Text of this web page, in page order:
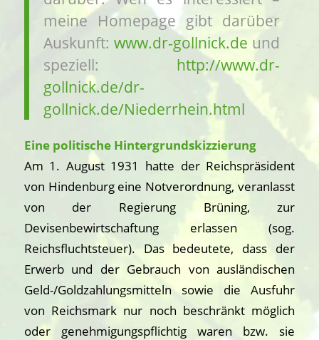
meine Homepage gibt darüber
Auskunft: www.dr-gollnick.de und
speziell: http://www.dr-
gollnick.de/dr-
gollnick.de/Niederrhein.html
Eine politische Hintergrundskizzierung
Am 1. August 1931 hatte der Reichspräsident
von Hindenburg eine Notverordnung, veranlasst
von der Regierung Brüning, zur
Devisenbewirtschaftung erlassen (sog.
Reichsfluchtsteuer). Das bedeutete, dass der
Erwerb und der Gebrauch von ausländischen
Geld-/Goldzahlungsmitteln sowie die Ausfuhr
von Reichsmark nur noch beschränkt möglich
oder genehmigungspflichtig waren bzw. sie